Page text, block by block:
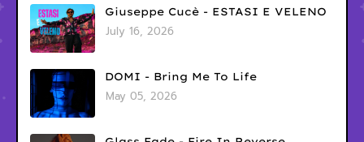
Giuseppe Cucè - ESTASI E VELENO
July 16, 2026
DOMI - Bring Me To Life
May 05, 2026